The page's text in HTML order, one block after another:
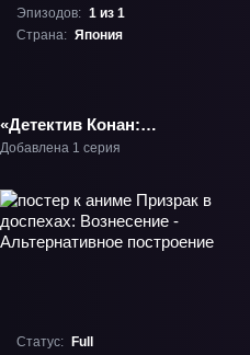
Эпизодов: 1 из 1
Страна: Япония
«Детектив Конан:
Тёмно-алое любовное
Добавлена 1 серия
Статус:
Full